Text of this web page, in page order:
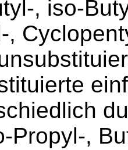
, iso-
,
Propyl-,